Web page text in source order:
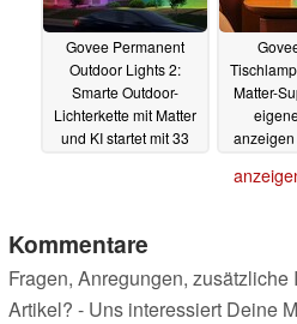
Govee Permanent
Outdoor Lights 2:
Smarte Outdoor-
Lichterkette mit Matter
und KI startet mit 33
Matter-
Kommentare
Fragen, Anregungen,
Artikel? - Uns interessiert Deine